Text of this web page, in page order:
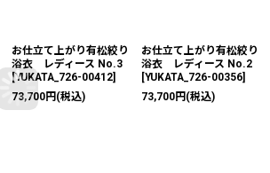
お仕立て上がり有松絞り
浴衣 レディース No.3
[YUKATA_726-00412]
73,700円 (税込)
お仕立て上がり有松絞り
浴衣 レディース No.2
[YUKATA_726-00356]
73,700円 (税込)